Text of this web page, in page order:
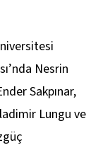
Nesrin
Sakpınar,
Lungu ve